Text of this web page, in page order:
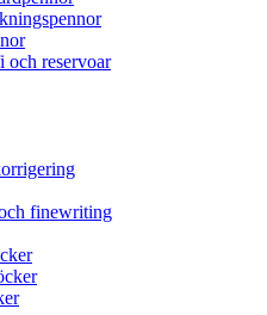
och reservoar
finewriting